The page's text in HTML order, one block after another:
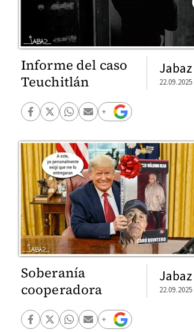
Informe del caso
Teuchitlán
Jabaz
22.09.2025
Soberanía
cooperadora
Jabaz
22.09.2025